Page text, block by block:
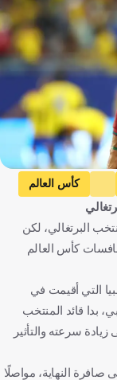
كأس العالم
رونالدو
كندا
كولومبيا
البرتغالي، لكن
كأس العالم
التي أقيمت في
بدا قائد المنتخب
زيادة سرعته والتأثير
صافرة النهاية، مواصلًا